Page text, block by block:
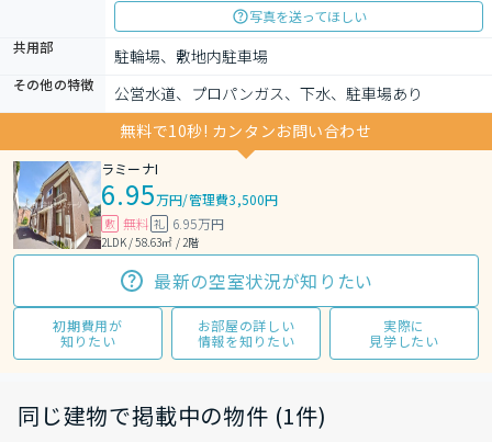
写真を送ってほしい
共用部
駐輪場、敷地内駐車場
その他の特徴
公営水道、プロパンガス、下水、駐車場あり
無料で10秒! カンタンお問い合わせ
ラミーナI
6.95万円/管理費3,500円
敷 無料 礼 6.95万円
2LDK / 58.63㎡ / 2階
最新の空室状況が知りたい
初期費用が
知りたい
お部屋の詳しい
情報を知りたい
実際に
見学したい
同じ建物で掲載中の物件 (1件)